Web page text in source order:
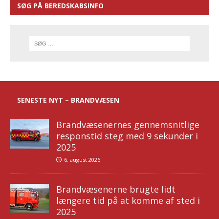
SØG PÅ BEREDSKABSINFO
SENESTE NYT – BRANDVÆSEN
Brandvæsenernes gennemsnitlige
responstid steg med 9 sekunder i
2025
6. august 2026
Brandvæsenerne brugte lidt
længere tid på at komme af sted i
2025